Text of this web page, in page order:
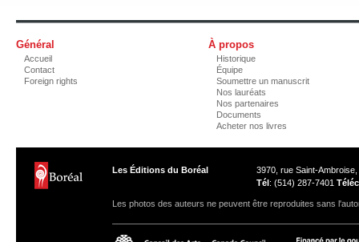
Général
Accueil
Contact
Foreign rights
À propos
Historique
Équipe
Soumettre un manuscrit
Nos lauréats
Nos partenaires
Documents
Acheter nos livres
Les Éditions du Boréal
3970, rue Saint-
Tél: (514) 287-7401 Téléc
Les photos des auteurs ne peuvent être reproduites sans